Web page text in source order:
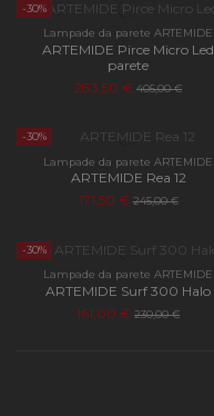
-30%
Lampade da parete ARTEMIDE
ARTEMIDE Pirce Micro Led
parete
283,50 € 405,00 €
-30%
Lampade da parete ARTEMIDE
ARTEMIDE Rea 12
171,50 € 245,00 €
-30%
Lampade da parete ARTEMIDE
ARTEMIDE Surf 300 Halo
161,00 € 230,00 €